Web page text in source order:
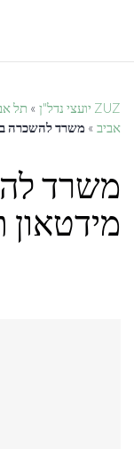
ZUZ יועצי נדל"ן » תל
אביב » משרד להשכרה
משרד
מידטאון